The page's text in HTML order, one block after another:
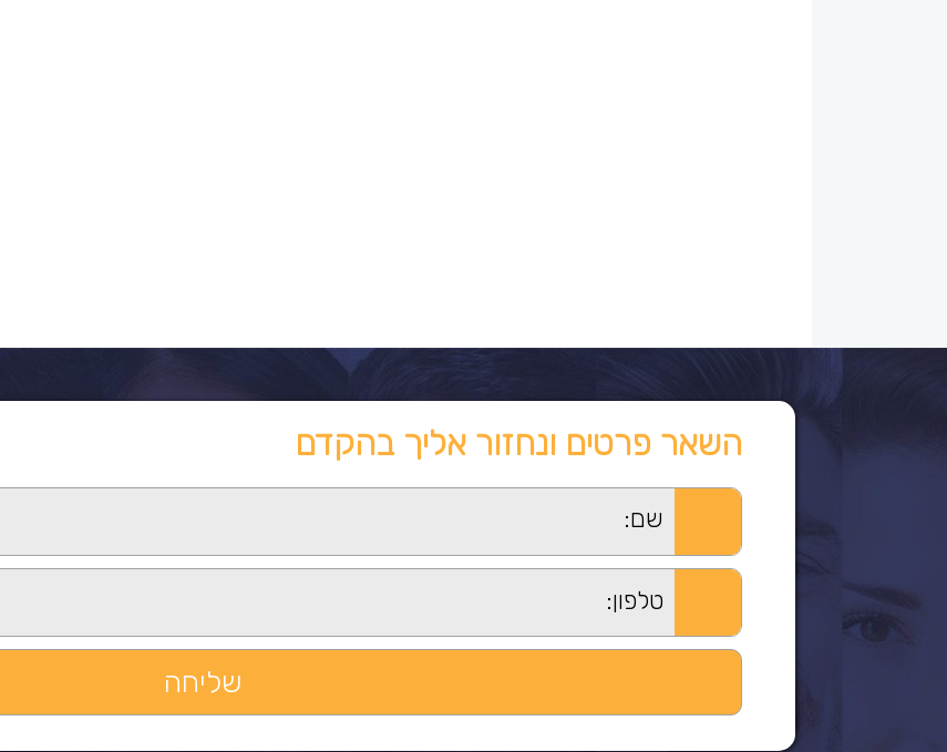
השאר פרטים ונחזור אליך בהקדם